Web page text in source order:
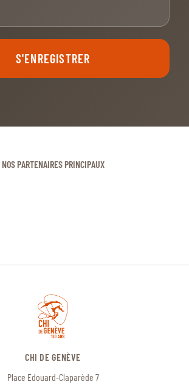
S'ENREGISTRER
NOS PARTENAIRES PRINCIPAUX
CHI DE GENÈVE
Place Edouard-Claparède 7